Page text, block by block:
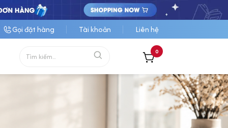
Gọi đặt hàng Tài khoản Liên hệ
0